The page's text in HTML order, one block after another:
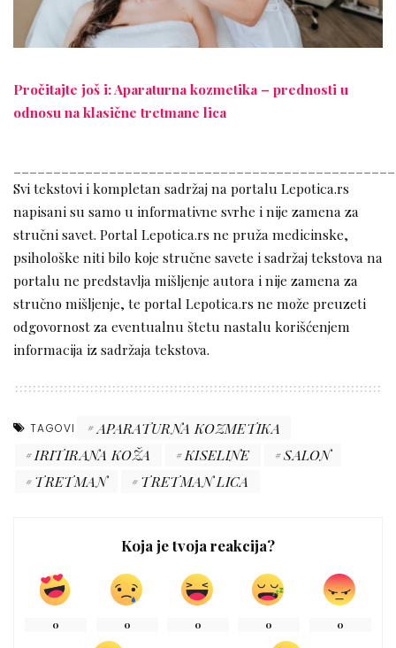
Pročitajte još i: Aparaturna kozmetika – prednosti u
odnosu na klasične tretmane lica
Svi tekstovi i kompletan sadržaj na portalu Lepotica.rs
napisani su samo u informativne svrhe i nije zamena za
stručni savet. Portal Lepotica.rs ne pruža medicinske,
psihološke niti bilo koje stručne savete i sadržaj tekstova na
portalu ne predstavlja mišljenje autora i nije zamena za
stručno mišljenje, te portal Lepotica.rs ne može preuzeti
odgovornost za eventualnu štetu nastalu korišćenjem
informacija iz sadržaja tekstova.
TAGOVI
APARATURNA KOZMETIKA
IRITIRANA KOŽA
KISELINE
SALON
TRETMAN
TRETMAN LICA
Koja je tvoja reakcija?
0 0 0 0 0